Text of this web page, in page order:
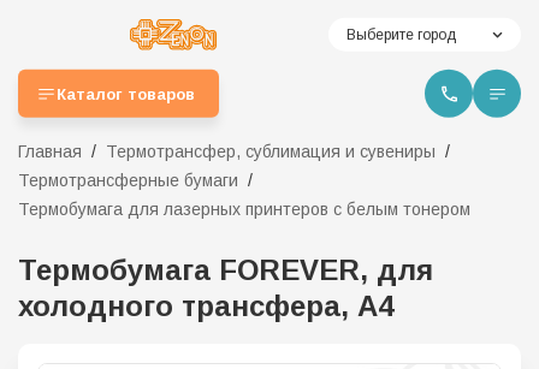
Выберите город
Каталог товаров
Главная
Термотрансфер, сублимация и сувениры
Термотрансферные бумаги
Термобумага для лазерных принтеров с белым тонером
Термобумага FOREVER, для
холодного трансфера, А4